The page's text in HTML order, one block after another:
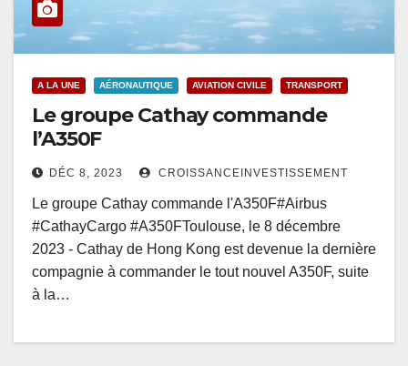
A LA UNE AÉRONAUTIQUE AVIATION CIVILE TRANSPORT
Le groupe Cathay commande
l’A350F
DÉC 8, 2023 CROISSANCEINVESTISSEMENT
Le groupe Cathay commande l'A350F#Airbus
#CathayCargo #A350FToulouse, le 8 décembre
2023 - Cathay de Hong Kong est devenue la dernière
compagnie à commander le tout nouvel A350F, suite
à la…